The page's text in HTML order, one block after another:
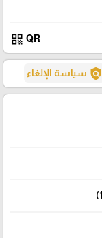
QR
qr_code
policy سياسة الإلغاء